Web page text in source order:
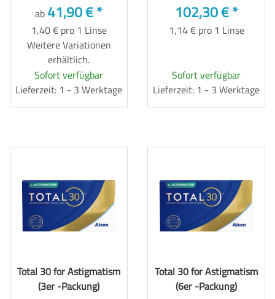
ab 41,90 €*
1,40 € pro 1 Linse
Weitere Variationen
erhältlich.
Sofort verfügbar
Lieferzeit: 1 - 3 Werktage
102,30 €*
1,14 € pro 1 Linse
Sofort verfügbar
Lieferzeit: 1 - 3 Werktage
Total 30 for Astigmatism
(3er -Packung)
Total 30 for Astigmatism
(6er -Packung)